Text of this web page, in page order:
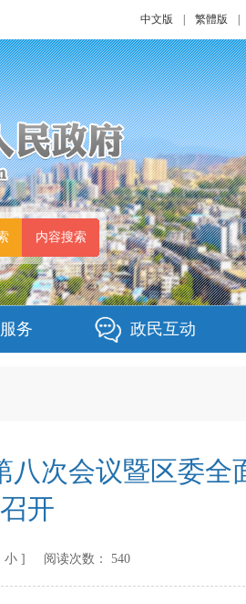
中文版 繁體版
务 政民互动
八次会议暨区委全
开
小] 阅读次数： 540